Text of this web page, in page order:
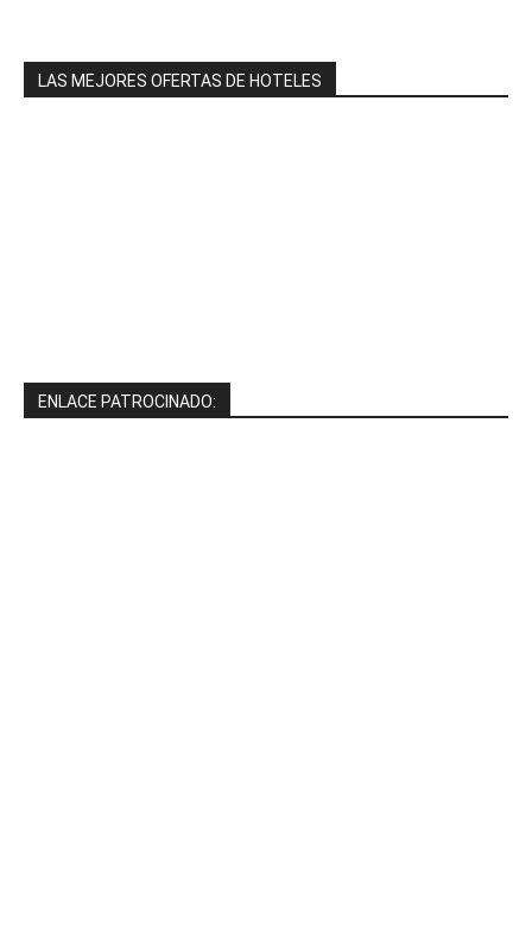
LAS MEJORES OFERTAS DE HOTELES
ENLACE PATROCINADO: